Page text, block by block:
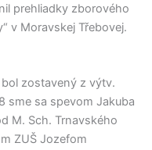
prehliadky zborového
v Moravskej Třebovej.
zostavený z výtv.
sme sa spevom Jakuba
M. Sch. Trnavského
ZUŠ Jozefom